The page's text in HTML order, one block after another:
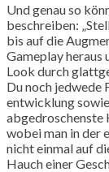
Und genau so
beschreiben:
bis auf die
Gameplay heraus
Look durch
Du noch jedwede
entwicklung
abgedroschenste
wobei man in der
nicht einmal auf
Hauch einer